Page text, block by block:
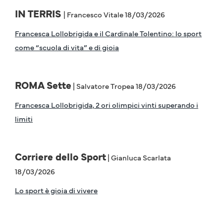
IN TERRIS | Francesco Vitale 18/03/2026
Francesca Lollobrigida e il Cardinale Tolentino: lo sport
come “scuola di vita” e di gioia
ROMA Sette | Salvatore Tropea 18/03/2026
Francesca Lollobrigida, 2 ori olimpici vinti superando i
limiti
Corriere dello Sport| Gianluca Scarlata
18/03/2026
Lo sport è gioia di vivere